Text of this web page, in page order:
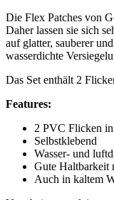
Die Flex Patches von
Daher lassen sie sich
auf glatter, sauberer
wasserdichte
Das Set enthält 2
Features:
2 PVC Flicken
Selbstklebend
Wasser- und
Gute Haltbarkeit
Auch in kaltem